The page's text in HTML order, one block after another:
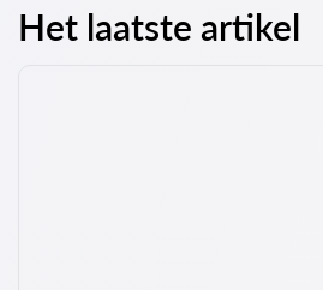
Het laatste artikel